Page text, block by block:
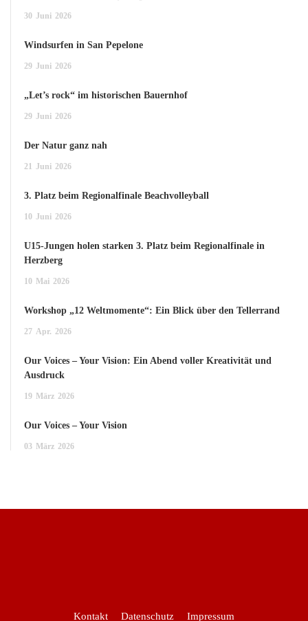
30 Juni 2026
Windsurfen in San Pepelone
29 Juni 2026
„Let’s rock“ im historischen Bauernhof
29 Juni 2026
Der Natur ganz nah
21 Juni 2026
3. Platz beim Regionalfinale Beachvolleyball
10 Juni 2026
U15-Jungen holen starken 3. Platz beim Regionalfinale in
Herzberg
10 Mai 2026
Workshop „12 Weltmomente“: Ein Blick über den Tellerrand
27 Apr. 2026
Our Voices – Your Vision: Ein Abend voller Kreativität und
Ausdruck
19 März 2026
Our Voices – Your Vision
03 März 2026
Kontakt Datenschutz Impressum